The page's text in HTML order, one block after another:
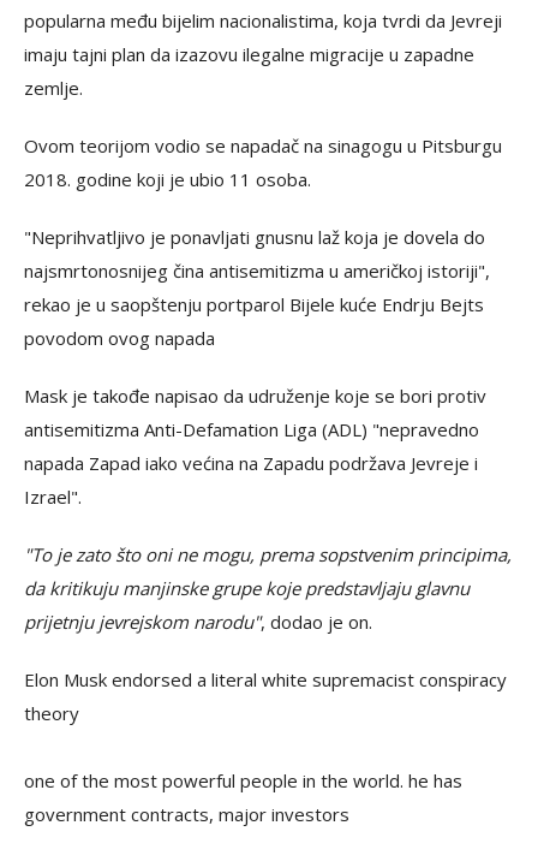
popularna među bijelim nacionalistima, koja tvrdi da Jevreji
imaju tajni plan da izazovu ilegalne migracije u zapadne
zemlje.
Ovom teorijom vodio se napadač na sinagogu u Pitsburgu
2018. godine koji je ubio 11 osoba.
"Neprihvatljivo je ponavljati gnusnu laž koja je dovela do
najsmrtonosnijeg čina antisemitizma u američkoj istoriji",
rekao je u saopštenju portparol Bijele kuće Endrju Bejts
povodom ovog napada
Mask je takođe napisao da udruženje koje se bori protiv
antisemitizma Anti-Defamation Liga (ADL) "nepravedno
napada Zapad iako većina na Zapadu podržava Jevreje i
Izrael".
"To je zato što oni ne mogu, prema sopstvenim principima,
da kritikuju manjinske grupe koje predstavljaju glavnu
prijetnju jevrejskom narodu", dodao je on.
Elon Musk endorsed a literal white supremacist conspiracy
theory
one of the most powerful people in the world. he has
government contracts, major investors